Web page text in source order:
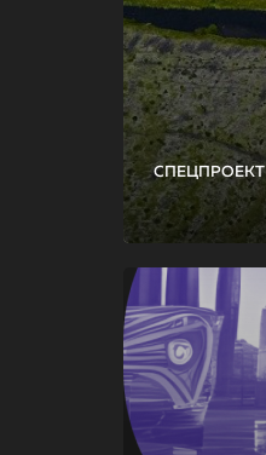
СПЕЦПРОЕКТ